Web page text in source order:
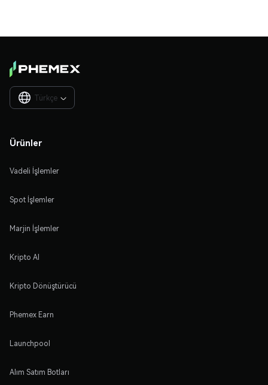
Türkçe 
Ürünler
Vadeli İşlemler
Spot İşlemler
Marjin İşlemler
Kripto Al
Kripto Dönüştürücü
Phemex Earn
Launchpool
Alım Satım Botları